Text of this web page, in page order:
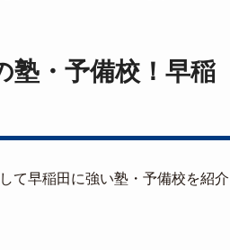
塾・予備校！早稲
て早稲田に強い塾・予備校を紹介